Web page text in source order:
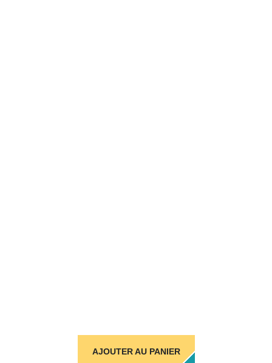
AJOUTER AU PANIER